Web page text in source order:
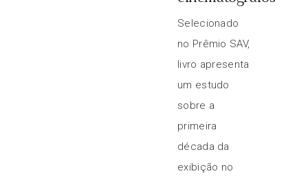
Selecionado
no Prêmio SAV,
livro apresenta
um estudo
sobre a
primeira
década da
exibição no